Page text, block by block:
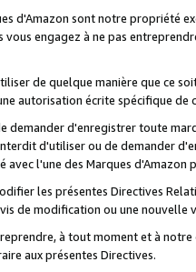
d'Amazon sont notre propriété
vous engagez à ne pas
de quelque manière que ce
autorisation écrite spécifique de
demander d'enregistrer toute
d'utiliser ou de demander
l'une des Marques
les présentes Directives
de modification ou une nouvelle
à tout moment et à
aux présentes Directives.